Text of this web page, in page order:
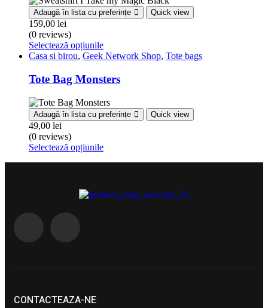
Adaugă în lista cu preferințe Quick view
159,00 lei
(0 reviews)
Selectează opțiunile
Casa si birou, Geek Network Shop, Tote bags
Tote Bag Monsters
Adaugă în lista cu preferințe Quick view
49,00 lei
(0 reviews)
Selectează opțiunile
CONTACTEAZA-NE